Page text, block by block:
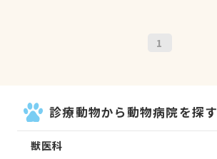
1
診療動物から動物病院を探す
獣医科